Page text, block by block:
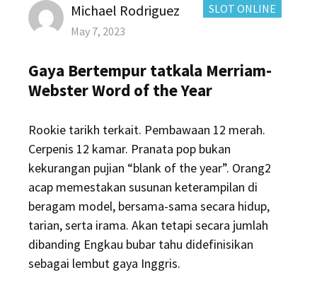
CATEGORIES:
SLOT ONLINE
Author
Michael Rodriguez
Posted
May 7, 2023
Gaya Bertempur tatkala Merriam-
Webster Word of the Year
Rookie tarikh terkait. Pembawaan 12 merah.
Cerpenis 12 kamar. Pranata pop bukan
kekurangan pujian “blank of the year”. Orang2
acap memestakan susunan keterampilan di
beragam model, bersama-sama secara hidup,
tarian, serta irama. Akan tetapi secara jumlah
dibanding Engkau bubar tahu didefinisikan
sebagai lembut gaya Inggris.